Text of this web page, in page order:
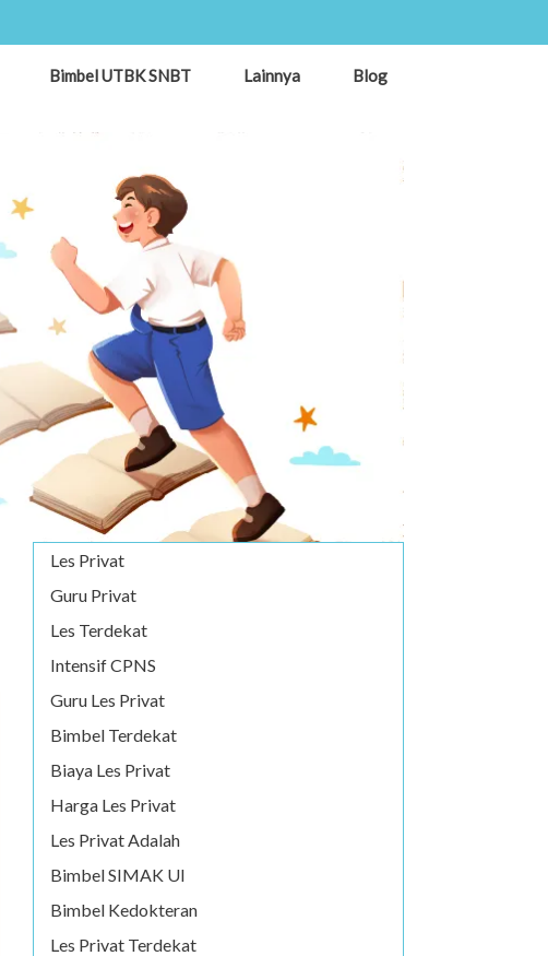
Bimbel UTBK SNBT Lainnya Blog
Les Privat
Guru Privat
Les Terdekat
Intensif CPNS
Guru Les Privat
Bimbel Terdekat
Biaya Les Privat
Harga Les Privat
Les Privat Adalah
Bimbel SIMAK UI
Bimbel Kedokteran
Les Privat Terdekat